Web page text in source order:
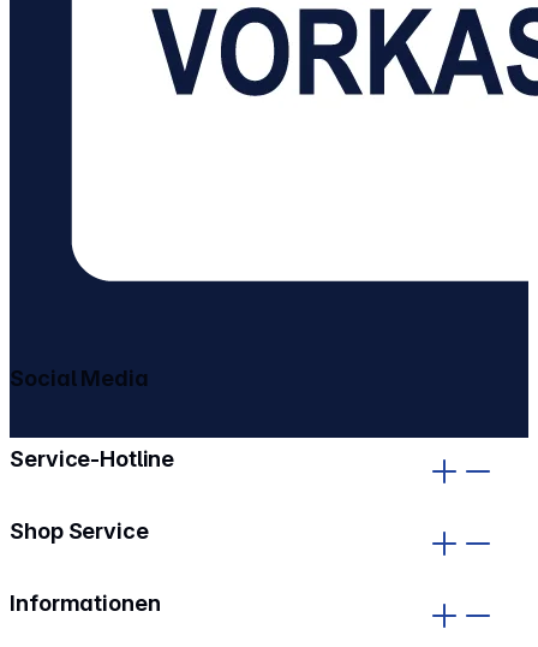
Service-Hotline
Shop Service
Informationen
Social Media